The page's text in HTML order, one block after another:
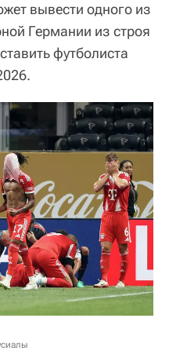
вывести одного из
Германии из строя
футболиста